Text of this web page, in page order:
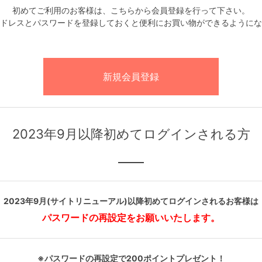
初めてご利用のお客様は、こちらから会員登録を行って下さい。
レスとパスワードを登録しておくと便利にお買い物ができるように
2023年9月以降初めてログインされる方
2023年9月(サイトリニューアル)以降初めてログインされるお客様は
パスワードの再設定をお願いいたします。
※パスワードの再設定で200ポイントプレゼント！